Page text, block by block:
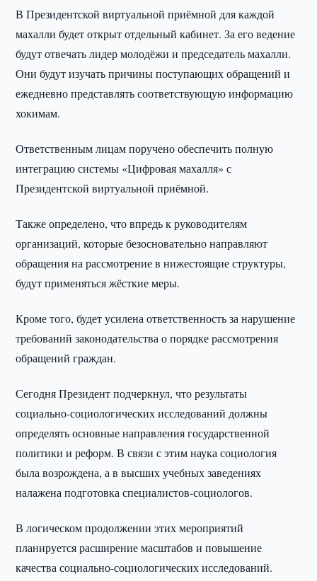
В Президентской виртуальной приёмной для каждой
махалли будет открыт отдельный кабинет. За его ведение
будут отвечать лидер молодёжи и председатель махалли.
Они будут изучать причины поступающих обращений и
ежедневно представлять соответствующую информацию
хокимам.
Ответственным лицам поручено обеспечить полную
интеграцию системы «Цифровая махалля» с
Президентской виртуальной приёмной.
Также определено, что впредь к руководителям
организаций, которые безосновательно направляют
обращения на рассмотрение в нижестоящие структуры,
будут применяться жёсткие меры.
Кроме того, будет усилена ответственность за нарушение
требований законодательства о порядке рассмотрения
обращений граждан.
Сегодня Президент подчеркнул, что результаты
социально-социологических исследований должны
определять основные направления государственной
политики и реформ. В связи с этим наука социология
была возрождена, а в высших учебных заведениях
налажена подготовка специалистов-социологов.
В логическом продолжении этих мероприятий
планируется расширение масштабов и повышение
качества социально-социологических исследований.